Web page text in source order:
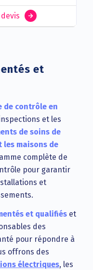
et
de contrôle en
et les
de soins de
les maisons de
complète de
pour garantir
et
et qualifiéset
des
pour répondre à
offrons des
électriques, les